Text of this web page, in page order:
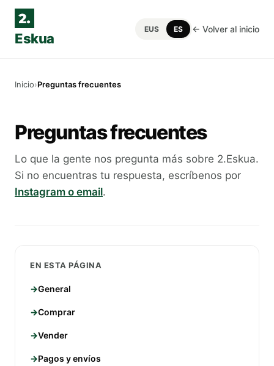
Eskua
EUS ES ← Volver al inicio
Inicio›Preguntas frecuentes
Preguntas frecuentes
Lo que la gente nos pregunta más sobre 2.Eskua.
Si no encuentras tu respuesta, escríbenos por
Instagram o email.
EN ESTA PÁGINA
General
Comprar
Vender
Pagos y envíos